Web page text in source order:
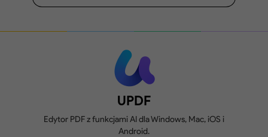
UPDF
Edytor PDF z funkcjami AI dla Windows, Mac, iOS i
Android.